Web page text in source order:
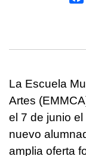
La Escuela
Artes
el 7 de junio
nuevo
amplia oferta